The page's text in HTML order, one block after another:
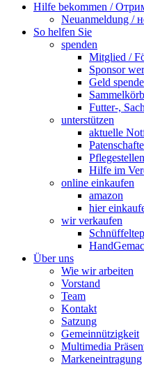
Hilfe bekommen /
Neuanmeldung /
So helfen Sie
spenden
Mitglied /
Sponsor
Geld
Futter-,
unterstützen
aktuelle
Pflegestellen
Hilfe im
online einkaufen
amazon
hier
wir verkaufen
Über uns
Wie wir arbeiten
Vorstand
Team
Kontakt
Satzung
Gemeinnützigkeit
Multimedia
Markeneintragung